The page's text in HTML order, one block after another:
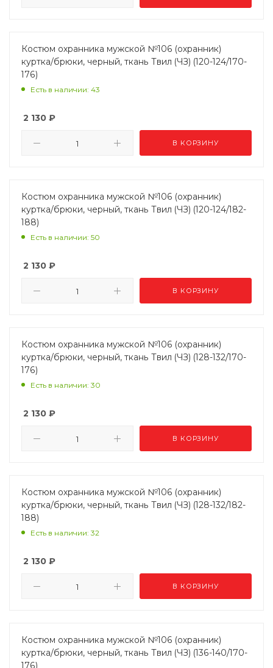
Костюм охранника мужской №106 (охранник)
куртка/брюки, черный, ткань Твил (ЧЗ) (120-124/170-
176)
Есть в наличии: 43
2 130 ₽
В КОРЗИНУ
Костюм охранника мужской №106 (охранник)
куртка/брюки, черный, ткань Твил (ЧЗ) (120-124/182-
188)
Есть в наличии: 50
2 130 ₽
В КОРЗИНУ
Костюм охранника мужской №106 (охранник)
куртка/брюки, черный, ткань Твил (ЧЗ) (128-132/170-
176)
Есть в наличии: 30
2 130 ₽
В КОРЗИНУ
Костюм охранника мужской №106 (охранник)
куртка/брюки, черный, ткань Твил (ЧЗ) (128-132/182-
188)
Есть в наличии: 32
2 130 ₽
В КОРЗИНУ
Костюм охранника мужской №106 (охранник)
куртка/брюки, черный, ткань Твил (ЧЗ) (136-140/170-
176)